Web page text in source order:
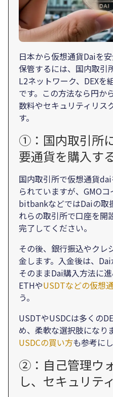
日本から仮想通貨Daiを
保管するには、国内取引
L2ネットワーク、DEXを
です。この方法なら円か
数料やセキュリティリス
す。
①：国内取引所
要通貨を購入す
国内取引所で仮想通貨
られていますが、GMOコ
bitbankなどではDaiの取
れらの取引所で口座を開
完了してください。
その後、銀行振込やクレ
金します。入金後は、
そのままDai購入方法に
ETHやUSDTなどの仮想
う。
USDTやUSDCは多くの
め、柔軟な選択肢になり
USDCの買い方も参考に
②：自己管理ウ
し、セキュリテ